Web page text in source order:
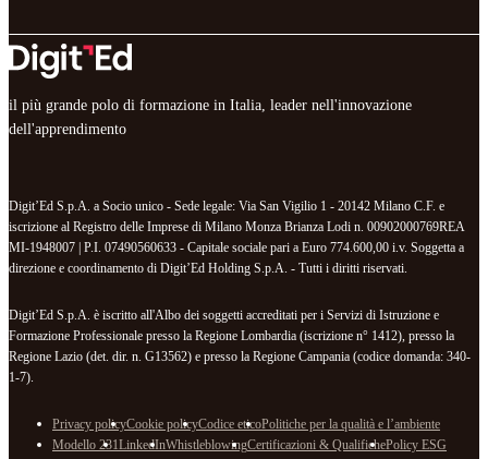
il più grande polo di formazione in Italia, leader nell'innovazione
dell'apprendimento
Digit’Ed S.p.A. a Socio unico - Sede legale: Via San Vigilio 1 - 20142 Milano C.F. e
iscrizione al Registro delle Imprese di Milano Monza Brianza Lodi n. 00902000769REA
MI-1948007 | P.I. 07490560633 - Capitale sociale pari a Euro 774.600,00 i.v. Soggetta a
direzione e coordinamento di Digit’Ed Holding S.p.A. - Tutti i diritti riservati.
Digit’Ed S.p.A. è iscritto all'Albo dei soggetti accreditati per i Servizi di Istruzione e
Formazione Professionale presso la Regione Lombardia (iscrizione n° 1412), presso la
Regione Lazio (det. dir. n. G13562) e presso la Regione Campania (codice domanda: 340-
1-7).
Privacy policyCookie policyCodice eticoPolitiche per la qualità e l’ambiente
Modello 231LinkedInWhistleblowingCertificazioni & QualifichePolicy ESG